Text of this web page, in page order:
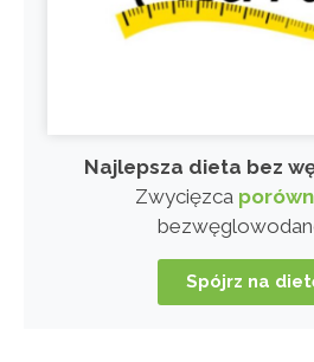
Najlepsza dieta bez
Zwycięzca
Spójrz na